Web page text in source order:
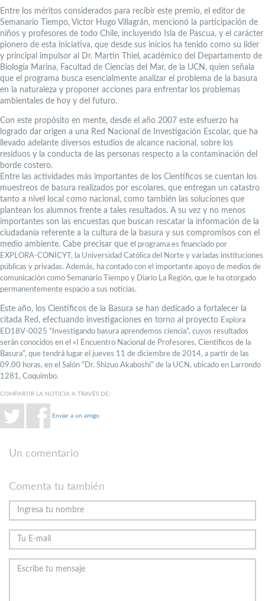
Entre los méritos considerados para recibir este premio, el editor de
Semanario Tiempo, Víctor Hugo Villagrán, mencionó la participación de
niños y profesores de todo Chile, incluyendo Isla de Pascua, y el carácter
pionero de esta iniciativa, que desde sus inicios ha tenido como su líder
y principal impulsor al Dr. Martin Thiel, académico del Departamento de
Biología Marina, Facultad de Ciencias del Mar, de la UCN, quien señala
que el programa busca esencialmente analizar el problema de la basura
en la naturaleza y proponer acciones para enfrentar los problemas
ambientales de hoy y del futuro.
Con este propósito en mente, desde el año 2007 este esfuerzo ha
logrado dar origen a una Red Nacional de Investigación Escolar, que ha
llevado adelante diversos estudios de alcance nacional, sobre los
residuos y la conducta de las personas respecto a la contaminación del
borde costero.
Entre las actividades más importantes de los Científicos se cuentan los
muestreos de basura realizados por escolares, que entregan un catastro
tanto a nivel local como nacional, como también las soluciones que
plantean los alumnos frente a tales resultados. A su vez y no menos
importantes son las encuestas que buscan rescatar la información de la
ciudadanía referente a la cultura de la basura y sus compromisos con el
medio ambiente. Cabe precisar que e l programa es financiado por
EXPLORA-CONICYT, la Universidad Católica del Norte y variadas instituciones
públicas y privadas. Además, ha contado con el importante apoyo de medios de
comunicación como Semanario Tiempo y Diario La Región, que le ha otorgado
permanentemente espacio a sus noticias.
Este año, los Científicos de la Basura se han dedicado a fortalecer la
citada Red, efectuando investigaciones en torno al proyecto Explora
ED18V-0025 “Investigando basura aprendemos ciencia”, cuyos resultados
serán conocidos en el « I Encuentro Nacional de Profesores, Científicos de la
Basura”, que tendrá lugar el jueves 11 de diciembre de 2014, a partir de las
09.00 horas, en el Salón ”Dr. Shizuo Akaboshi” de la UCN, ubicado en Larrondo
1281, Coquimbo.
COMPARTIR LA NOTICIA A TRAVÉS DE:
Enviar a un amigo
Un comentario
Comenta tu también